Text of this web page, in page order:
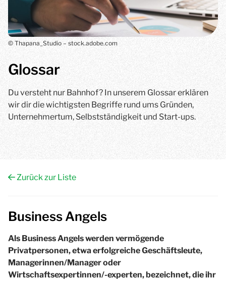
Glossar
Du versteht nur Bahnhof? In unserem Glossar erklären
wir dir die wichtigsten Begriffe rund ums Gründen,
Unternehmertum, Selbstständigkeit und Start-ups.
© Thapana_Studio – stock.adobe.com
Zurück zur Liste
Business Angels
Als Business Angels werden vermögende
Privatpersonen, etwa erfolgreiche Geschäftsleute,
Managerinnen/Manager oder
Wirtschaftsexpertinnen/-experten, bezeichnet, die ihr